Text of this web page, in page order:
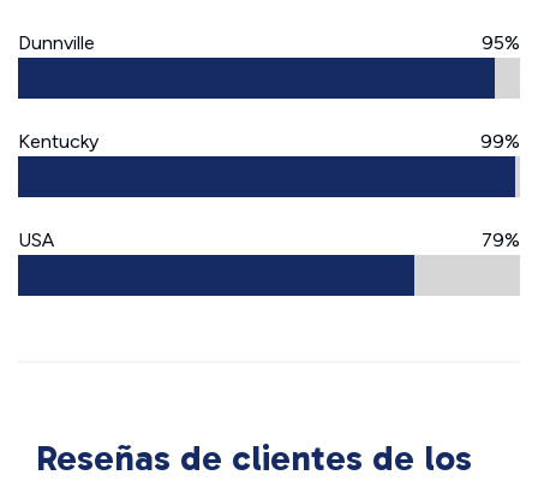
Dunnville 95%
Kentucky 99%
USA 79%
Reseñas de clientes de los